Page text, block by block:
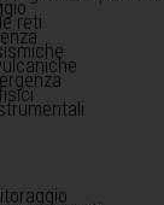
reti